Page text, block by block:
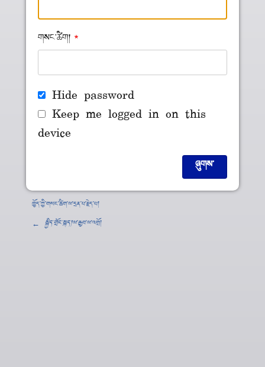
གསང་ཚིག།
Hide password
Keep me logged in on this
device
ཁྱོད་ཀྱི་གསང་ཚིག་ལ་དྲན་པ་རྗེད་པ།
← སྐྱིད་གྲོང་སྐད།་ལ་རྒྱབ་ལ་འགྲོ།